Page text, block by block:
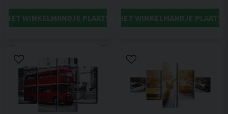
HET WINKELMANDJE PLAATSENIN HET WINKELMANDJE